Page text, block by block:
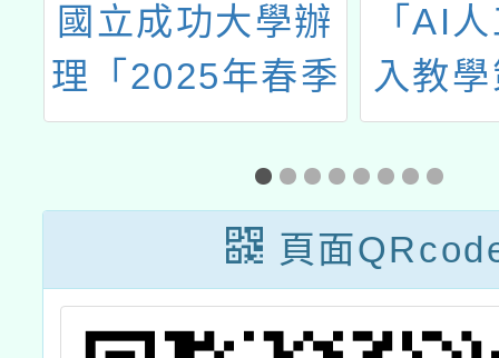
國立成功大學辦
理「2025年春季
中小學生全民台
語認證」
「AI
入教
跨校
教師
作
頁面